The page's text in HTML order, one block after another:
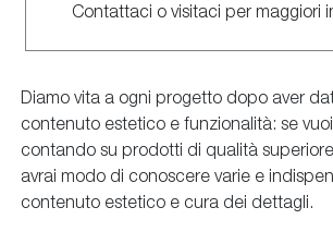
Contattaci o visitaci per maggiori
Diamo vita a ogni progetto dopo aver
contenuto estetico e funzionalità: se
contando su prodotti di qualità
avrai modo di conoscere varie e
contenuto estetico e cura dei dettagli.